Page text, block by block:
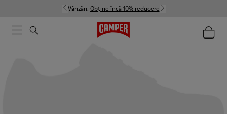
Vânzări: Obține încă 10% reducere